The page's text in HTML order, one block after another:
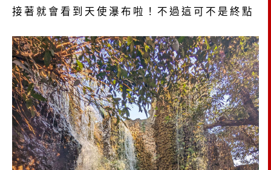
接著就會看到天使瀑布啦！不過這可不是終點